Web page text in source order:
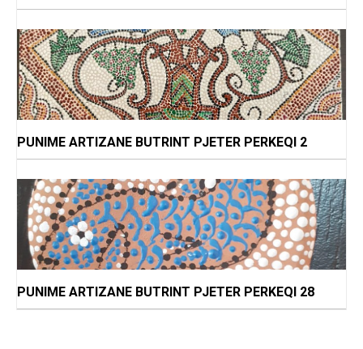
PUNIME ARTIZANE BUTRINT PJETER PERKEQI 2
PUNIME ARTIZANE BUTRINT PJETER PERKEQI 28